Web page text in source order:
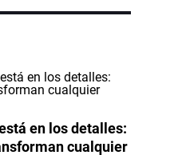
en los detalles:
cualquier